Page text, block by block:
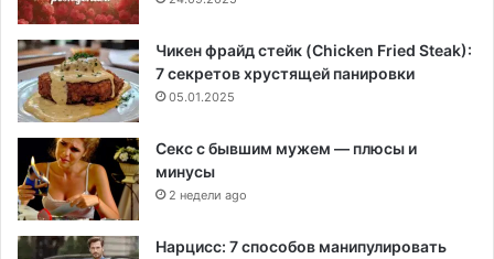
Чикен фрайд стейк (Chicken Fried Steak):
7 секретов хрустящей панировки
05.01.2025
Секс с бывшим мужем — плюсы и
минусы
2 недели ago
Нарцисс: 7 способов манипулировать